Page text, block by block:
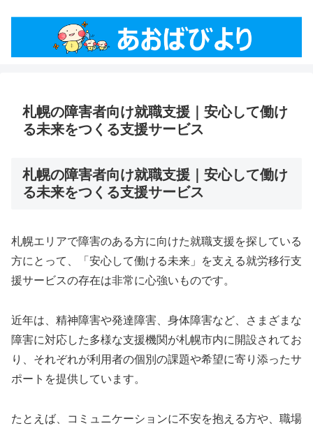
札幌の障害者向け就職支援｜安心して働け
る未来をつくる支援サービス
札幌の障害者向け就職支援｜安心して働け
る未来をつくる支援サービス
札幌エリアで障害のある方に向けた就職支援を探している
方にとって、「安心して働ける未来」を支える就労移行支
援サービスの存在は非常に心強いものです。
近年は、精神障害や発達障害、身体障害など、さまざまな
障害に対応した多様な支援機関が札幌市内に開設されてお
り、それぞれが利用者の個別の課題や希望に寄り添ったサ
ポートを提供しています。
たとえば、コミュニケーションに不安を抱える方や、職場